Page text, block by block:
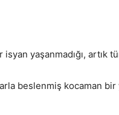
yaşanmadığı, artık
beslenmiş kocaman bir